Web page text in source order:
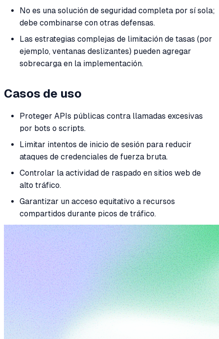
No es una solución de seguridad completa por sí sola;
debe combinarse con otras defensas.
Las estrategias complejas de limitación de tasas (por
ejemplo, ventanas deslizantes) pueden agregar
sobrecarga en la implementación.
Casos de uso
Proteger APIs públicas contra llamadas excesivas
por bots o scripts.
Limitar intentos de inicio de sesión para reducir
ataques de credenciales de fuerza bruta.
Controlar la actividad de raspado en sitios web de
alto tráfico.
Garantizar un acceso equitativo a recursos
compartidos durante picos de tráfico.